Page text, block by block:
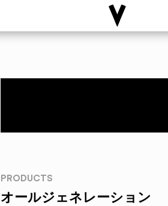
PRODUCTS
オールジェネレーション